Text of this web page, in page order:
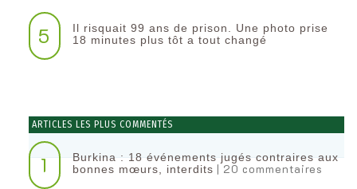
5
Il risquait 99 ans de prison. Une photo prise
18 minutes plus tôt a tout changé
ARTICLES LES PLUS COMMENTÉS
1
Burkina : 18 événements jugés contraires aux
bonnes mœurs, interdits | 20 commentaires